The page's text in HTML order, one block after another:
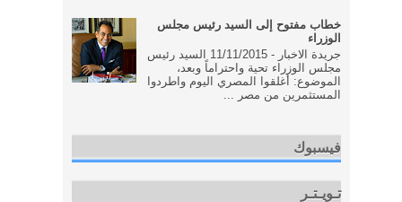
خطاب مفتوح إلى السيد رئيس مجلس
الوزراء
جريدة الاخبار - 11/11/2015 السيد رئيس
مجلس الوزراء تحية واحتراماً وبعد،
الموضوع: أغلقوا المصري اليوم واطردوا
المستثمرين من مصر ...
فيسبوك
تـويـتـر